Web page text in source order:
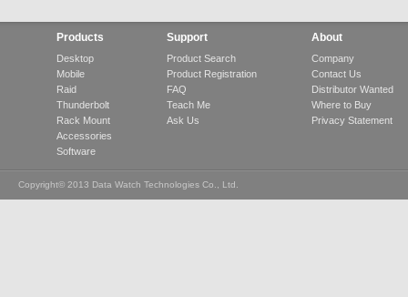
Products
Desktop
Mobile
Raid
Thunderbolt
Rack Mount
Accessories
Software
Support
Product Search
Product Registration
FAQ
Teach Me
Ask Us
About
Company
Contact Us
Distributor Wanted
Where to Buy
Privacy Statement
Copyright© 2013 Data Watch Technologies Co., Ltd.